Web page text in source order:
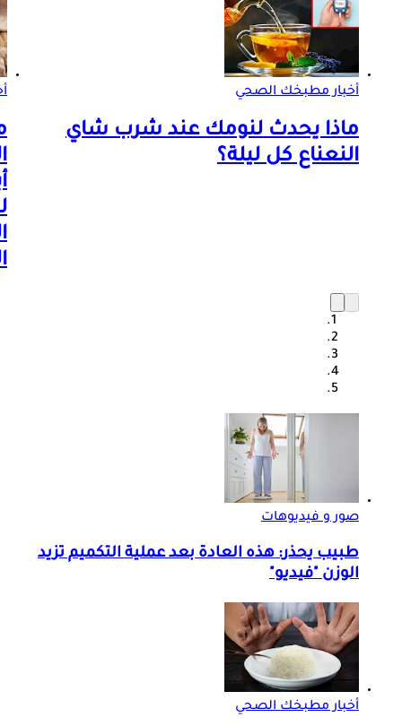
أخبار مطبخك الصحي
ماذا يحدث لنومك عند شرب شاي
النعناع كل ليلة؟
صور و فيديوهات
طبيب يحذر: هذه العادة بعد عملية التكميم تزيد
الوزن "فيديو"
أخبار مطبخك الصحي